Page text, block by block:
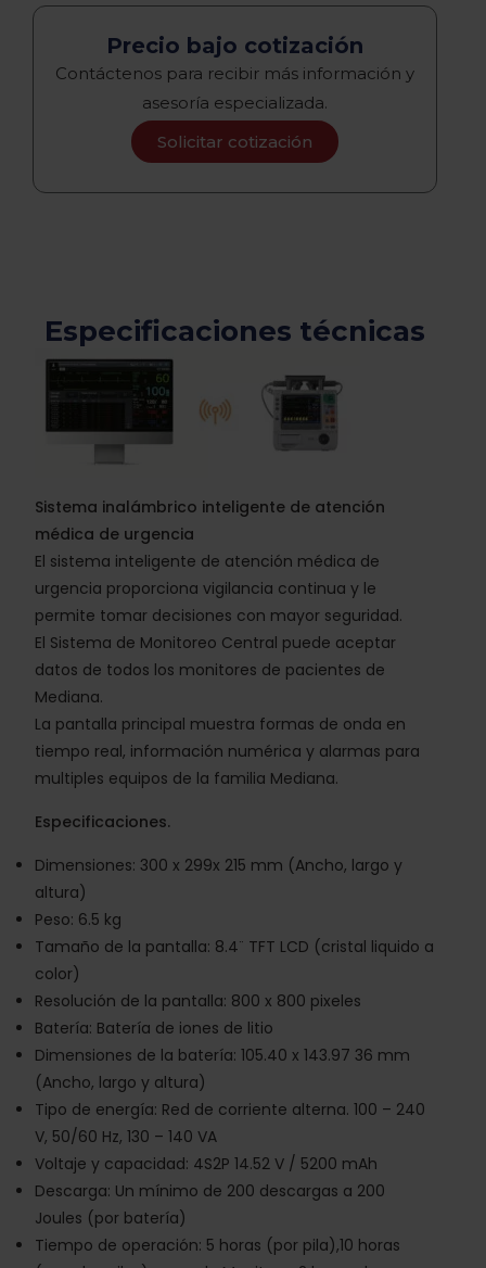
Precio bajo cotización
Contáctenos para recibir más información y
asesoría especializada.
Solicitar cotización
Especificaciones técnicas
Sistema inalámbrico inteligente de atención
médica de urgencia
El sistema inteligente de atención médica de
urgencia proporciona vigilancia continua y le
permite tomar decisiones con mayor seguridad.
El Sistema de Monitoreo Central puede aceptar
datos de todos los monitores de pacientes de
Mediana.
La pantalla principal muestra formas de onda en
tiempo real, información numérica y alarmas para
multiples equipos de la familia Mediana.
Especificaciones.
Dimensiones: 300 x 299x 215 mm (Ancho, largo y
altura)
Peso: 6.5 kg
Tamaño de la pantalla: 8.4¨ TFT LCD (cristal liquido a
color)
Resolución de la pantalla: 800 x 800 pixeles
Batería: Batería de iones de litio
Dimensiones de la batería: 105.40 x 143.97 36 mm
(Ancho, largo y altura)
Tipo de energía: Red de corriente alterna. 100 – 240
V, 50/60 Hz, 130 – 140 VA
Voltaje y capacidad: 4S2P 14.52 V / 5200 mAh
Descarga: Un mínimo de 200 descargas a 200
Joules (por batería)
Tiempo de operación: 5 horas (por pila),10 horas